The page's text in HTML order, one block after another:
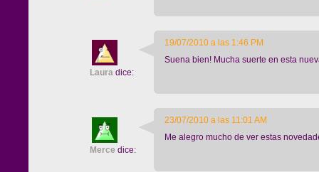
Laura dice:
19/07/2010 a las 1:46 PM
Suena bien! Mucha suerte en esta
Merce dice:
23/07/2010 a las 11:01 AM
Me alegro mucho de ver estas